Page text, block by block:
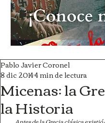
Micenas: la
la Historia
Pablo Javier Coronel
8 dic 20144 min de lectura